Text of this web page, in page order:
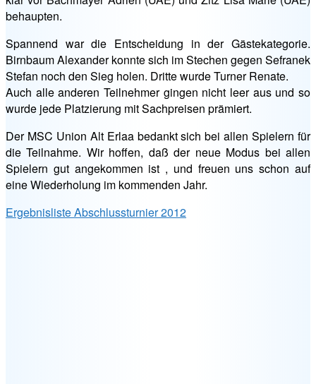
behaupten.
Spannend war die Entscheidung in der Gästekategorie.
Birnbaum Alexander konnte sich im Stechen gegen Sefranek
Stefan noch den Sieg holen. Dritte wurde Turner Renate.
Auch alle anderen Teilnehmer gingen nicht leer aus und so
wurde jede Platzierung mit Sachpreisen prämiert.
Der MSC Union Alt Erlaa bedankt sich bei allen Spielern für
die Teilnahme. Wir hoffen, daß der neue Modus bei allen
Spielern gut angekommen ist , und freuen uns schon auf
eine Wiederholung im kommenden Jahr.
Ergebnisliste Abschlussturnier 2012